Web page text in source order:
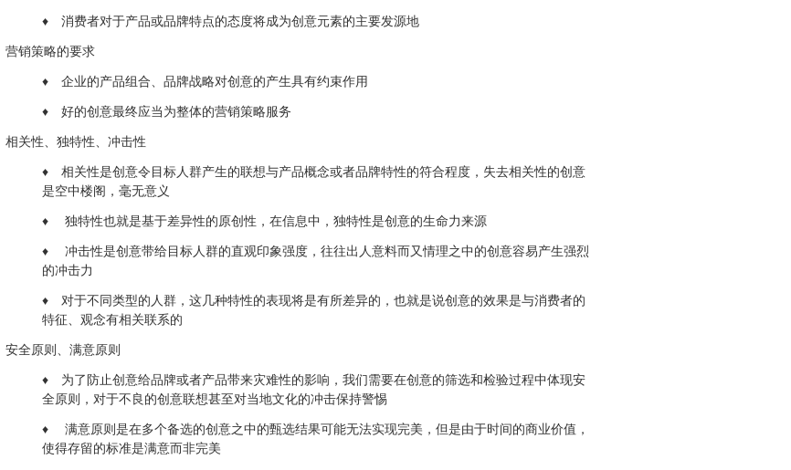
♦ 消费者对于产品或品牌特点的态度将成为创意元素的主要发源地
营销策略的要求
♦ 企业的产品组合、品牌战略对创意的产生具有约束作用
♦ 好的创意最终应当为整体的营销策略服务
相关性、独特性、冲击性
♦ 相关性是创意令目标人群产生的联想与产品概念或者品牌特性的符合程度，失去相关性的创意
是空中楼阁，毫无意义
♦ 独特性也就是基于差异性的原创性，在信息中，独特性是创意的生命力来源
♦ 冲击性是创意带给目标人群的直观印象强度，往往出人意料而又情理之中的创意容易产生强烈
的冲击力
♦ 对于不同类型的人群，这几种特性的表现将是有所差异的，也就是说创意的效果是与消费者的
特征、观念有相关联系的
安全原则、满意原则
♦ 为了防止创意给品牌或者产品带来灾难性的影响，我们需要在创意的筛选和检验过程中体现安
全原则，对于不良的创意联想甚至对当地文化的冲击保持警惕
♦ 满意原则是在多个备选的创意之中的甄选结果可能无法实现完美，但是由于时间的商业价值，
使得存留的标准是满意而非完美